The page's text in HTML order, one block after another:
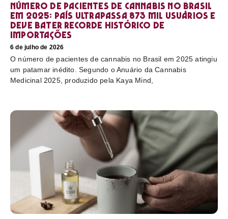
Número de pacientes de cannabis no Brasil
em 2025: país ultrapassa 873 mil usuários e
deve bater recorde histórico de
importações
6 de julho de 2026
O número de pacientes de cannabis no Brasil em 2025 atingiu
um patamar inédito. Segundo o Anuário da Cannabis
Medicinal 2025, produzido pela Kaya Mind,